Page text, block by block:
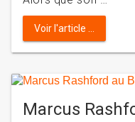
Voir l'article ...
Marcus